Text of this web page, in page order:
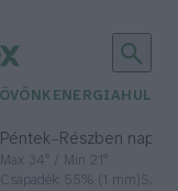
ENERGIA
Péntek– Részben
Max 34° / Min 21°
Csapadék: 55% (1 mm)Szél: